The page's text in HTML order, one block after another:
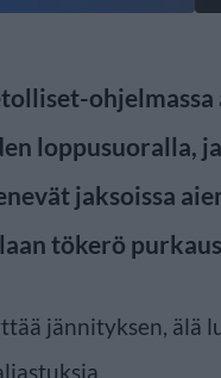
loppusuoralla,
jaksoissa
tökerö
jännityksen, älä